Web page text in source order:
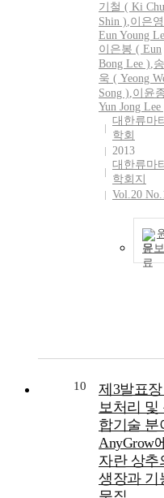
기철 ( Ki
Shin ),이은
Eun Young
이은봉 ( Eun
Bong Lee ),
욱 ( Yeong
Song ),이윤
Yun Jong Lee
대한류마
학회
2013
대한류마
학회지
Vol.20
문
10
제3발표
보처리 및
합기술 분
AnyGrow
자란 상추
생장과 기